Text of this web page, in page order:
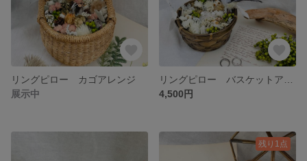
リングピロー カゴアレンジ
展示中
4,500円
残り1点